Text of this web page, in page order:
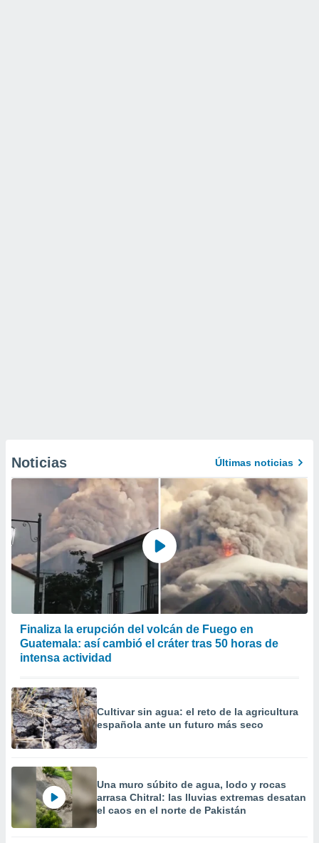
Noticias Últimas noticias
Finaliza la erupción del volcán de Fuego en
Guatemala: así cambió el cráter tras 50 horas de
intensa actividad
Cultivar sin agua: el reto de la agricultura
española ante un futuro más seco
Una muro súbito de agua, lodo y rocas
arrasa Chitral: las lluvias extremas desatan
el caos en el norte de Pakistán